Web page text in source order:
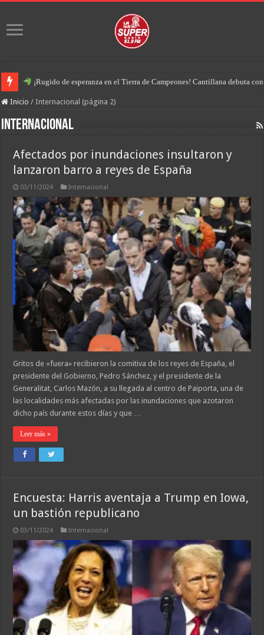
¡Rugido de esperanza en el Tierra de Campeones! Cantillana debuta
Inicio / Internacional (página 2)
Internacional
Afectados por inundaciones insultaron y
lanzaron barro a reyes de España
03/11/2024 Internacional
Gritos de «fuera» recibieron la comitiva de los reyes de España, el
presidente del Gobierno, Pedro Sánchez, y el presidente de la
Generalitat, Carlos Mazón, a su llegada al centro de Paiporta, una de
las localidades más afectadas por las inundaciones que azotaron
dicho país durante estos días y que …
Leer más »
Encuesta: Harris aventaja a Trump en Iowa,
un bastión republicano
03/11/2024 Internacional